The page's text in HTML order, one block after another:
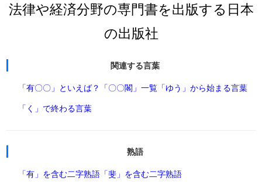
法律や経済分野の専門書を出版する日本
の出版社
関連する言葉
「有〇〇」といえば？ 「〇〇閣」一覧 「ゆう」から始まる言葉
「く」で終わる言葉
熟語
「有」を含む二字熟語 「斐」を含む二字熟語